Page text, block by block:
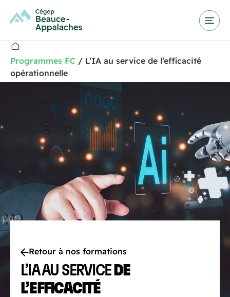
Programmes FC / L’IA au service de l’efficacité
opérationnelle
Retour à nos formations
L’IA AU SERVICE DE
L’EFFICACITÉ